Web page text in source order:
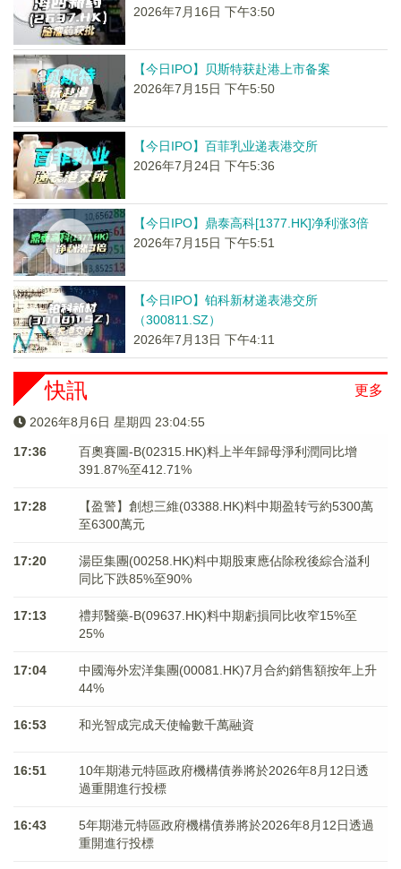
2026年7月16日 下午3:50
【今日IPO】贝斯特获赴港上市备案
2026年7月15日 下午5:50
【今日IPO】百菲乳业递表港交所
2026年7月24日 下午5:36
【今日IPO】鼎泰高科[1377.HK]净利涨3倍
2026年7月15日 下午5:51
【今日IPO】铂科新材递表港交所
（300811.SZ）
2026年7月13日 下午4:11
更多
快訊
2026年8月6日 星期四 23:04:56
17:36
百奧賽圖-B(02315.HK)料上半年歸母淨利潤同比增
391.87%至412.71%
17:28
【盈警】創想三維(03388.HK)料中期盈转亏約5300萬
至6300萬元
17:20
湯臣集團(00258.HK)料中期股東應佔除稅後綜合溢利
同比下跌85%至90%
17:13
禮邦醫藥-B(09637.HK)料中期虧損同比收窄15%至
25%
17:04
中國海外宏洋集團(00081.HK)7月合約銷售額按年上升
44%
16:53 和光智成完成天使輪數千萬融資
16:51
10年期港元特區政府機構債券將於2026年8月12日透
過重開進行投標
16:43
5年期港元特區政府機構債券將於2026年8月12日透過
重開進行投標